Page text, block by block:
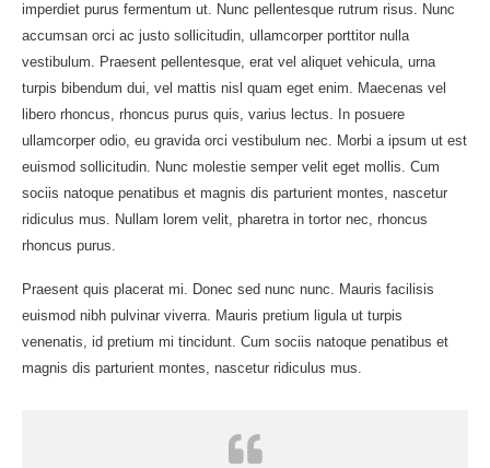
imperdiet purus fermentum ut. Nunc pellentesque rutrum risus. Nunc
accumsan orci ac justo sollicitudin, ullamcorper porttitor nulla
vestibulum. Praesent pellentesque, erat vel aliquet vehicula, urna
turpis bibendum dui, vel mattis nisl quam eget enim. Maecenas vel
libero rhoncus, rhoncus purus quis, varius lectus. In posuere
ullamcorper odio, eu gravida orci vestibulum nec. Morbi a ipsum ut est
euismod sollicitudin. Nunc molestie semper velit eget mollis. Cum
sociis natoque penatibus et magnis dis parturient montes, nascetur
ridiculus mus. Nullam lorem velit, pharetra in tortor nec, rhoncus
rhoncus purus.
Praesent quis placerat mi. Donec sed nunc nunc. Mauris facilisis
euismod nibh pulvinar viverra. Mauris pretium ligula ut turpis
venenatis, id pretium mi tincidunt. Cum sociis natoque penatibus et
magnis dis parturient montes, nascetur ridiculus mus.